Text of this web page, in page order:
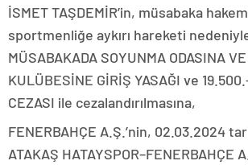
İSMET TAŞDEMİR’in, müsabaka
sportmenliğe aykırı hareketi
MÜSABAKADA SOYUNMA ODASINA
KULÜBESİNE GİRİŞ YASAĞI ve
CEZASI ile cezalandırılmasına,
FENERBAHÇE A.Ş.’nin, 02.03.2024
ATAKAŞ HATAYSPOR–FENERBAHÇE